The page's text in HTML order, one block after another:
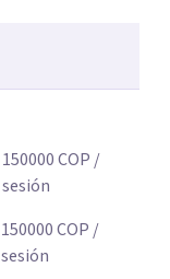
150000COP /
sesión
150000COP /
sesión